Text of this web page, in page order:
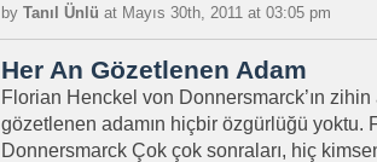
by Tanıl Ünlü at Mayıs 30th, 2011 at 03:05 pm
Her An Gözetlenen Adam
Florian Henckel von Donnersmarck’ın
gözetlenen adamın hiçbir özgürlüğü yoktu.
Donnersmarck Çok çok sonraları, hiç